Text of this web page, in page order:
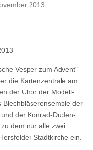
2013
Vesper zum Advent"
die Kartenzentrale am
der Chor der Modell-
Blechbläserensemble der
der Konrad-Duden-
dem nur alle zwei
Stadtkirche ein.